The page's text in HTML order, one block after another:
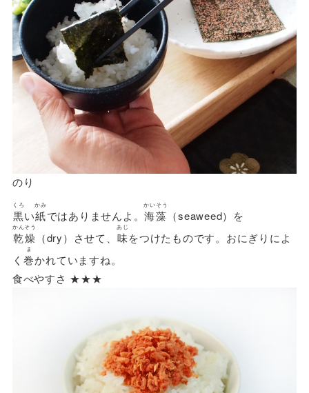
のり
黒
くろ
い紙
かみ
ではありませんよ。海藻
かいそう
（seaweed）を
乾燥
かんそう
（dry）させて、 味
あじ
をつけたものです。おにぎりによ
く 巻
ま
かれていますね。
食べやすさ ★★★